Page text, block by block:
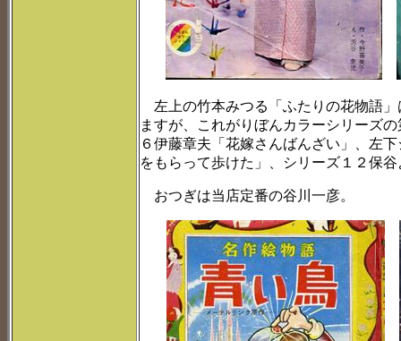
左上の竹本みつる「ふたりの花物語
ますが、これがりぼんカラーシリーズ
６伊藤章夫「花嫁さんばんざい」、左
をもらって歩けた」、シリーズ１２保
おつぎは当店定番の谷川一彦。